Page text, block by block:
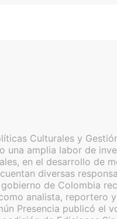
Culturales y
amplia labor de
en el desarrollo de
diversas
de Colombia
analista, reportero
Presencia publicó el